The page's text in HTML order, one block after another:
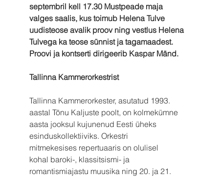
septembril kell 17.30 Mustpeade maja
valges saalis, kus toimub Helena Tulve
uudisteose avalik proov ning vestlus Helena
Tulvega ka teose sünnist ja tagamaadest.
Proovi ja kontserti dirigeerib Kaspar Mänd.
Tallinna Kammerorkestrist
Tallinna Kammerorkester, asutatud 1993.
aastal Tõnu Kaljuste poolt, on kolmekümne
aasta jooksul kujunenud Eesti üheks
esinduskollektiiviks. Orkestri
mitmekesises repertuaaris on olulisel
kohal baroki-, klassitsismi- ja
romantismiajastu muusika ning 20. ja 21.